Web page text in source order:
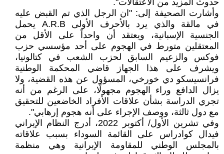
حدوث المزيد من الاعتقالات".
وأشارت الصحيفة إلى: "ان الرجل الذي تم القبض عليه
في مالقة والذي يرد بالأحرف الأولى A.R.B يحمل
الجنسية الإسبانية، ويعتقد أن واحداً على الأقل من
المعتقلين متورط في الهجوم على أحد مؤسسي حزب
فوكس والزعيم السابق لحزب الشعب في كتالونيا،
ويشرف على هذا الجهاز قاضي المحكمة الوطنية
فرانسيسكو دي خورخي، المسؤول عن هذه القضية، ولا
يزال الدافع وراء الهجوم مجهولًا، على الرغم من أنه
تجري الدراسة بشأن علاقات الأفراد الخاضعين للتحقيق
مع دول ثالثة، ووصف الإجراء على أنه هجوم إرهابي".
وفي تشرين الأول/ أكتوبر 2022، أدرج النظام الإيراني
فيدال كوادراس على القائمة السوداء بسبب علاقاته
بالمجلس الوطني للمقاومة الإيرانية وهي منظمة